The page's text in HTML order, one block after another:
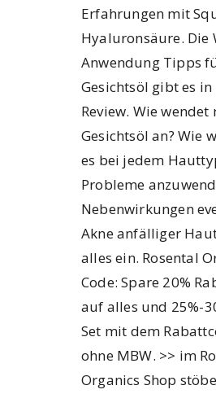
Erfahrungen mit
Hyaluronsäure. Die
Anwendung Tipps
Gesichtsöl gibt es
Review. Wie wendet
Gesichtsöl an? Wie
es bei jedem
Probleme
Nebenwirkungen
Akne anfälliger
alles ein. Rosental
Code: Spare 20%
auf alles und 25%-
Set mit dem
ohne MBW. >> im
Organics Shop